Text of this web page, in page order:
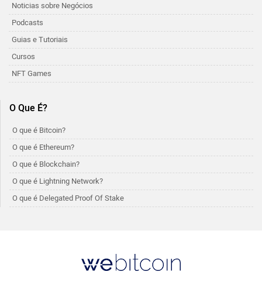
Noticias sobre Negócios
Podcasts
Guias e Tutoriais
Cursos
NFT Games
O Que É?
O que é Bitcoin?
O que é Ethereum?
O que é Blockchain?
O que é Lightning Network?
O que é Delegated Proof Of Stake